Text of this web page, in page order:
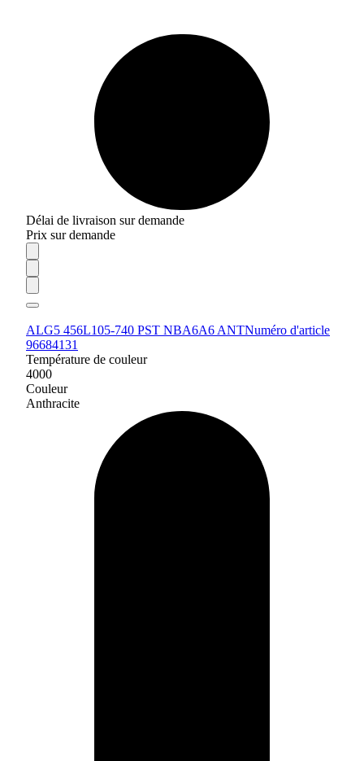
Délai de livraison sur demande
Prix sur demande
ALG5 456L105-740 PST NBA6A6 ANTNuméro d'article
96684131
Température de couleur
4000
Couleur
Anthracite